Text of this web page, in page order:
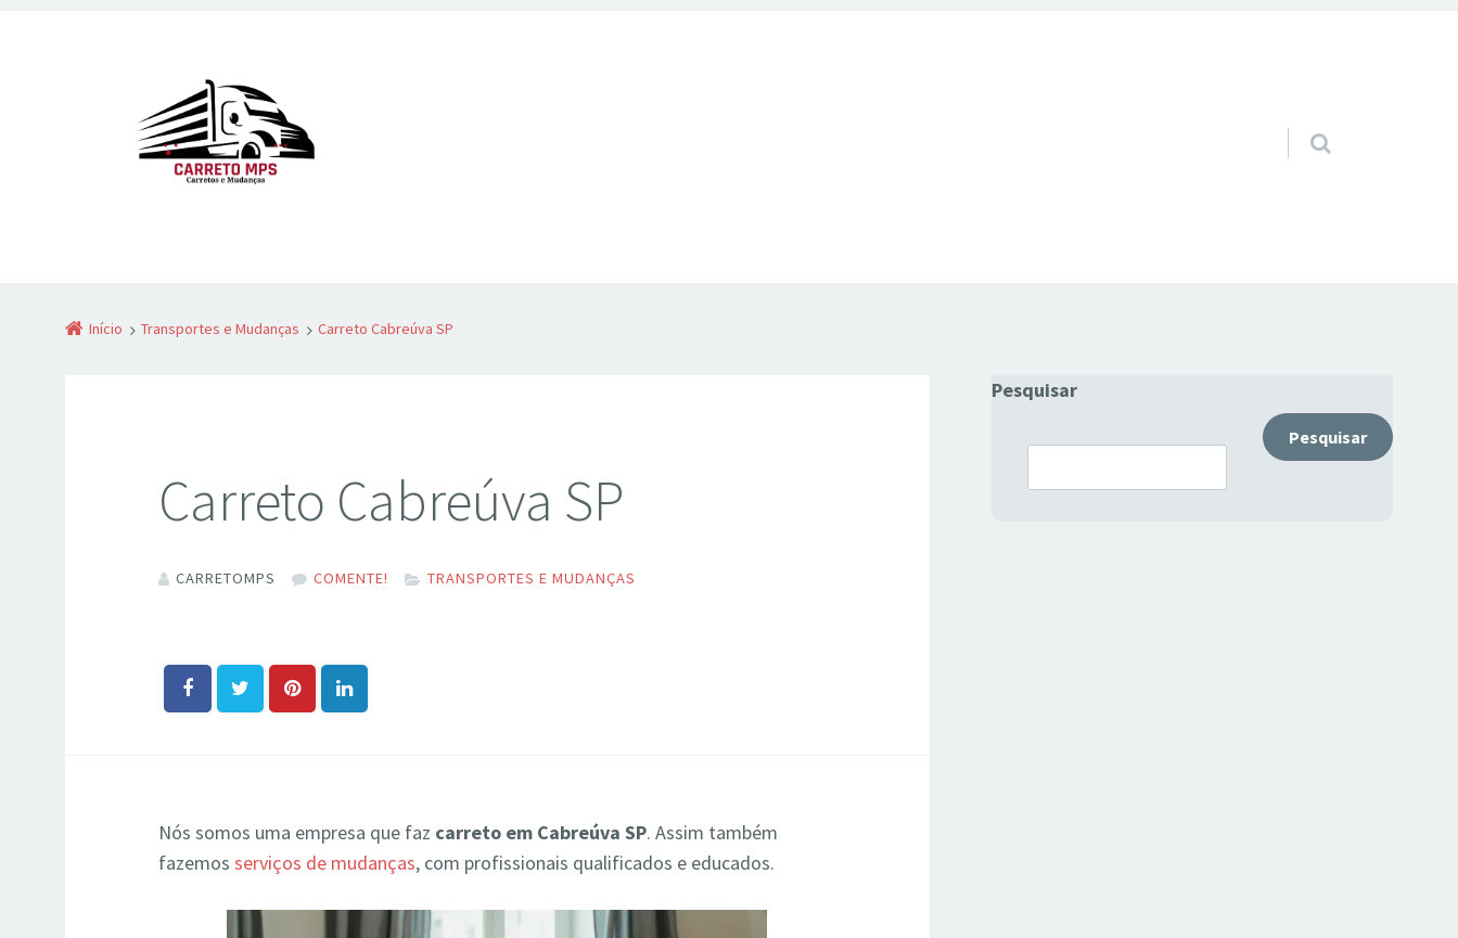
Pular para o conteúdo
Início Transportes e Mudanças Carreto Cabreúva SP
Carreto Cabreúva SP
CARRETOMPS COMENTE! TRANSPORTES E MUDANÇAS
Nós somos uma empresa que faz carreto em Cabreúva SP. Assim também
fazemosserviços de mudanças, com profissionais qualificados e educados.
Pesquisar
Pesquisar